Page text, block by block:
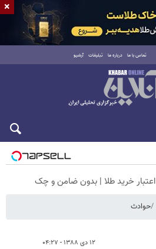
تماس با ما درباره ما تبلیغات آرشیو
حوادث
۱۲ دی ۱۳۸۸ - ۰۴:۲۷
×